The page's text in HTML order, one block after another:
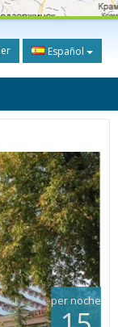
Español
per noche